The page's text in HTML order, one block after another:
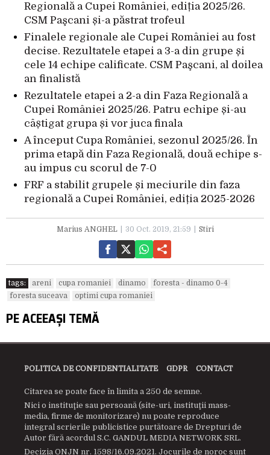
Regională a Cupei României, ediția 2025/26.
CSM Paşcani și-a păstrat trofeul
Finalele regionale ale Cupei României au fost
decise. Rezultatele etapei a 3-a din grupe și
cele 14 echipe calificate. CSM Paşcani, al doilea
an finalistă
Rezultatele etapei a 2-a din Faza Regională a
Cupei României 2025/26. Patru echipe și-au
câștigat grupa și vor juca finala
A început Cupa României, sezonul 2025/26. În
prima etapă din Faza Regională, două echipe s-
au impus cu scorul de 7-0
FRF a stabilit grupele și meciurile din faza
regională a Cupei României, ediția 2025-2026
Marius ANGHEL 30 Oct. 2019, 21:59 Stiri
tags: areni cupa romaniei dinamo
foresta - dinamo 0-4
foresta suceava
optimi cupa romaniei
PE ACEEAȘI TEMĂ
POLITICA DE CONFIDENTIALITATE GDPR CONTACT
Citarea se poate face în limita a 250 de semne.
Nici o instituţie sau persoană (site-uri, instituţii mass-
media, firme de monitorizare) nu poate reproduce
integral scrierile publicistice purtătoare de Drepturi de
Autor fără acordul S.C. GANDUL MEDIA NETWORK SRL.
Decizia ONJN nr. 1598/16.09.2021. Jocurile de noroc sunt